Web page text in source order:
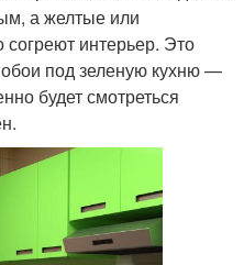
а желтые или
интерьер. Это
под зеленую кухню —
будет смотреться